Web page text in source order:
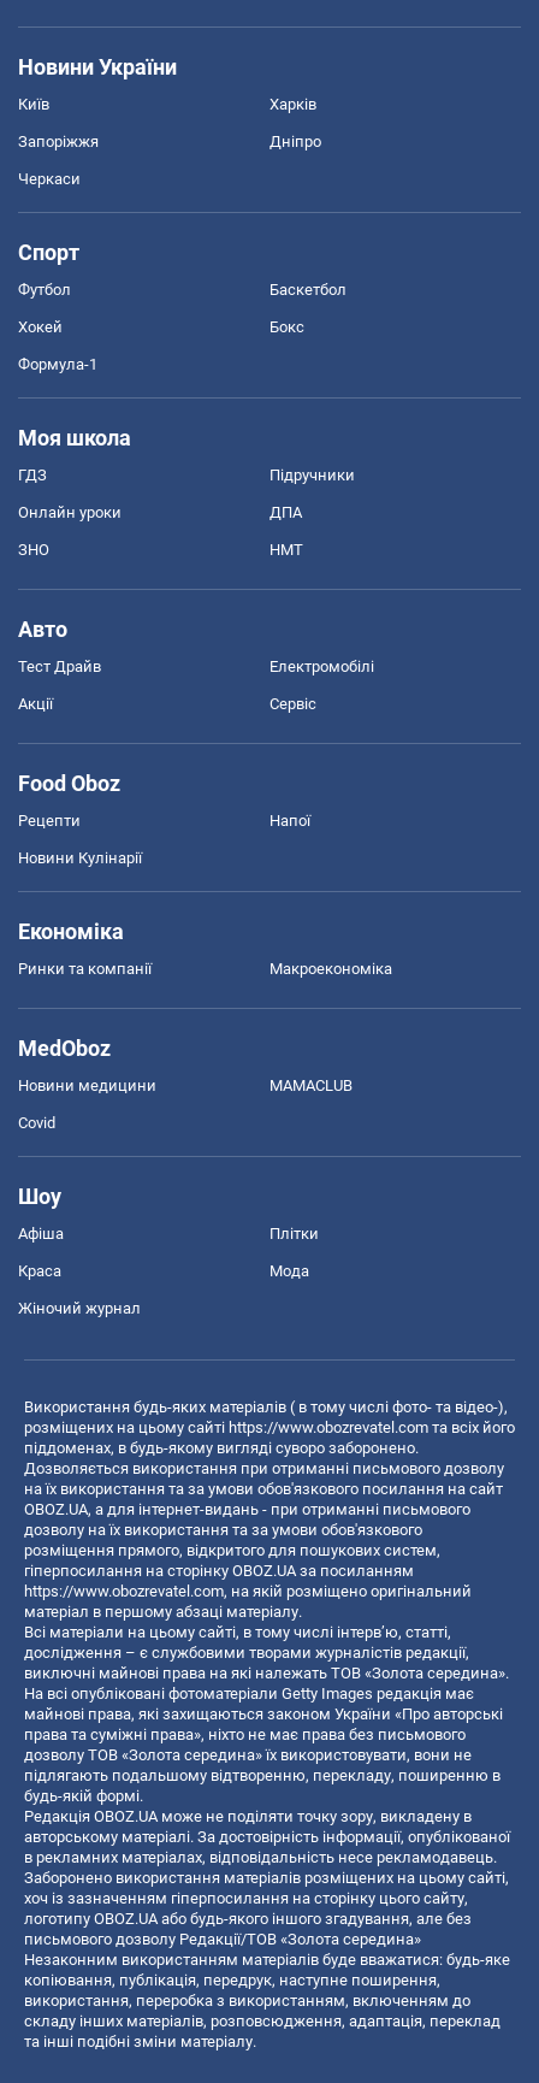
Новини України
Київ Харків
Запоріжжя Дніпро
Черкаси
Спорт
Футбол Баскетбол
Хокей Бокс
Формула-1
Моя школа
ГДЗ Підручники
Онлайн уроки ДПА
ЗНО НМТ
Авто
Тест Драйв Електромобілі
Акції Сервіс
Food Oboz
Рецепти Напої
Новини Кулінарії
Економіка
Ринки та компанії Макроекономіка
MedOboz
Новини медицини MAMACLUB
Covid
Шоу
Афіша Плітки
Краса Мода
Жіночий журнал
Використання будь-яких матеріалів ( в тому числі фото- та відео-),
розміщених на цьому сайті https://www.obozrevatel.com та всіх його
піддоменах, в будь-якому вигляді суворо заборонено.
Дозволяється використання при отриманні письмового дозволу
на їх використання та за умови обов'язкового посилання на сайт
OBOZ.UA, а для інтернет-видань - при отриманні письмового
дозволу на їх використання та за умови обов'язкового
розміщення прямого, відкритого для пошукових систем,
гіперпосилання на сторінку OBOZ.UA за посиланням
https://www.obozrevatel.com, на якій розміщено оригінальний
матеріал в першому абзаці матеріалу.
Всі матеріали на цьому сайті, в тому числі інтерв’ю, статті,
дослідження – є службовими творами журналістів редакції,
виключні майнові права на які належать ТОВ «Золота середина».
На всі опубліковані фотоматеріали Getty Images редакція має
майнові права, які захищаються законом України «Про авторські
права та суміжні права», ніхто не має права без письмового
дозволу ТОВ «Золота середина» їх використовувати, вони не
підлягають подальшому відтворенню, перекладу, поширенню в
будь-якій формі.
Редакція OBOZ.UA може не поділяти точку зору, викладену в
авторському матеріалі. За достовірність інформації, опублікованої
в рекламних матеріалах, відповідальність несе рекламодавець.
Заборонено використання матеріалів розміщених на цьому сайті,
хоч із зазначенням гіперпосилання на сторінку цього сайту,
логотипу OBOZ.UA або будь-якого іншого згадування, але без
письмового дозволу Редакції/ТОВ «Золота середина»
Незаконним використанням матеріалів буде вважатися: будь-яке
копiювання, публiкацiя, передрук, наступне поширення,
використання, переробка з використанням, включенням до
складу інших матеріалів, розповсюдження, адаптація, переклад
та інші подібні зміни матеріалу.